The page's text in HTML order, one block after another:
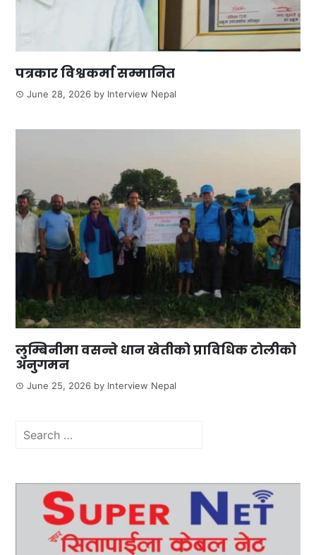
पत्रकार विश्वकर्मा सम्मानित
June 28, 2026 by Interview Nepal
लुम्बिनीमा वसन्ते धान खेतीको प्राविधिक टोलीको
अनुगमन
June 25, 2026 by Interview Nepal
Search